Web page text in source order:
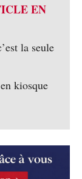
EN
la seule
kiosque